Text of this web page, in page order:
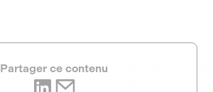
Partager ce contenu